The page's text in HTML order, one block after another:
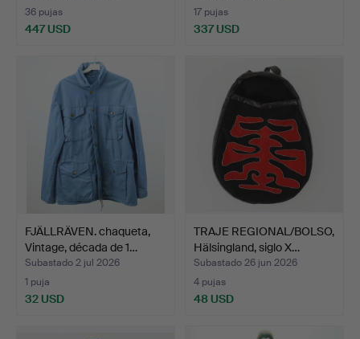
36 pujas
447 USD
17 pujas
337 USD
FJÄLLRÄVEN. chaqueta,
Vintage, década de 1…
Subastado 2 jul 2026
1 puja
32 USD
TRAJE REGIONAL/BOLSO,
Hälsingland, siglo X…
Subastado 26 jun 2026
4 pujas
48 USD